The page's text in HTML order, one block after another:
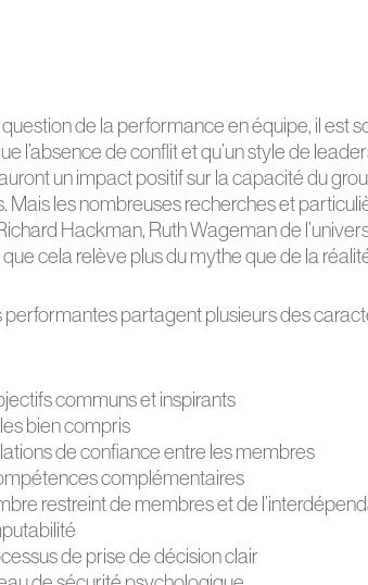
question de la performance en équipe, il est
l’absence de conflit et qu’un style de
un impact positif sur la capacité du
Mais les nombreuses recherches et
Hackman, Ruth Wageman de
cela relève plus du mythe que de la
performantes partagent plusieurs des
communs et inspirants
bien compris
de confiance entre les membres
complémentaires
restreint de membres et de
de prise de décision clair